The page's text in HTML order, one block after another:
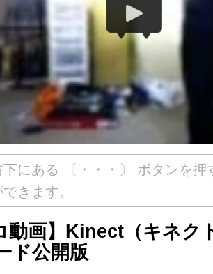
にある 〔・・・〕 ボタンを押
きます。
動画】Kinect（キネク
ド公開版